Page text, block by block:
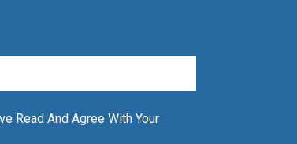
Read And Agree With Your